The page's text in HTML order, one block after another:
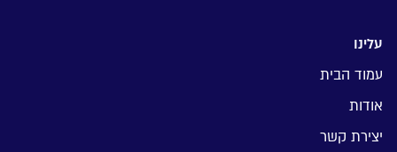
עלינו
עמוד הבית
אודות
יצירת קשר